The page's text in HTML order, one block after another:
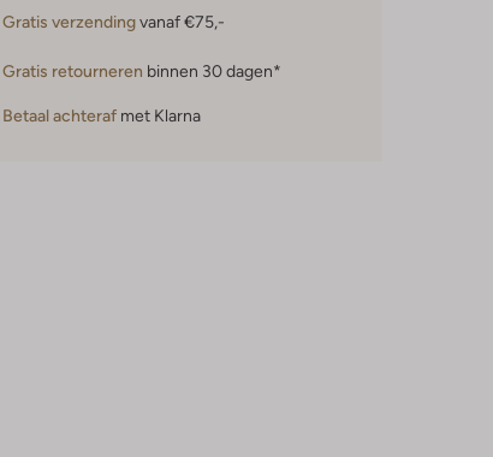
Gratis verzendingvanaf €75,-
Gratis retourneren binnen 30 dagen*
Betaal achteraf met Klarna